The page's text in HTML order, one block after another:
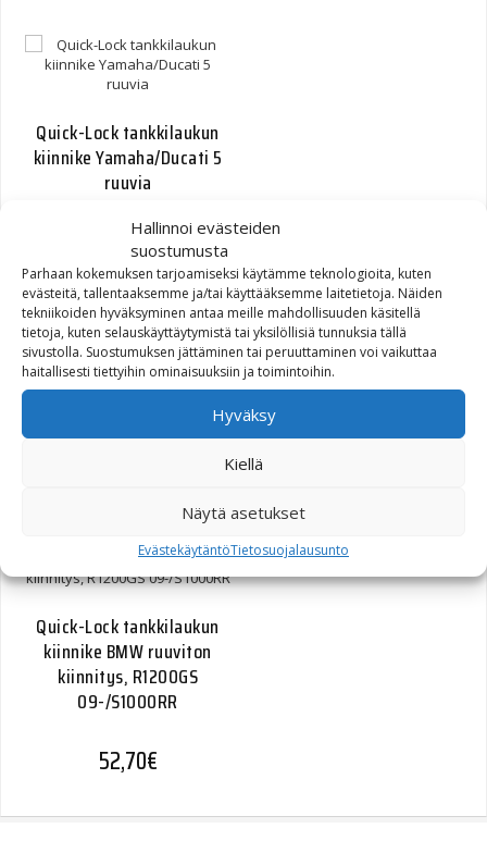
Hallinnoi evästeiden
suostumusta
Parhaan kokemuksen tarjoamiseksi käytämme teknologioita, kuten
evästeitä, tallentaaksemme ja/tai käyttääksemme laitetietoja. Näiden
tekniikoiden hyväksyminen antaa meille mahdollisuuden käsitellä
tietoja, kuten selauskäyttäytymistä tai yksilöllisiä tunnuksia tällä
sivustolla. Suostumuksen jättäminen tai peruuttaminen voi vaikuttaa
haitallisesti tiettyihin ominaisuuksiin ja toimintoihin.
Hyväksy
Kiellä
Näytä asetukset
EvästekäytäntöTietosuojalausunto
Quick-Lock tankkilaukun
kiinnike Yamaha/Ducati 5
ruuvia
26,40€
Quick-Lock tankkilaukun
kiinnike MV Agusta 5
Quick-Lock tankkilaukun
kiinnike BMW ruuviton
kiinnitys, R1200GS
09-/S1000RR
52,70€